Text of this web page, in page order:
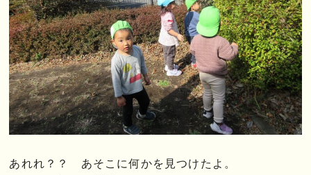
あれれ？？ あそこに何かを見つけたよ。